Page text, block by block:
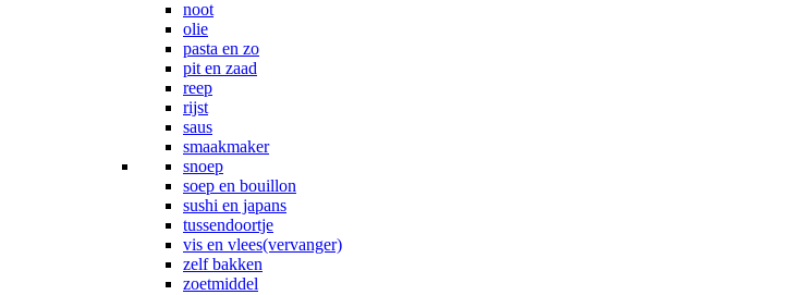
noot
olie
pasta en zo
pit en zaad
reep
rijst
saus
smaakmaker
snoep
soep en bouillon
sushi en japans
tussendoortje
vis en vlees(vervanger)
zelf bakken
zoetmiddel